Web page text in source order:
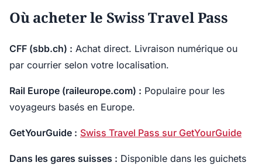
Où acheter le Swiss Travel Pass
CFF (sbb.ch) : Achat direct. Livraison numérique ou
par courrier selon votre localisation.
Rail Europe (raileurope.com) : Populaire pour les
voyageurs basés en Europe.
GetYourGuide : Swiss Travel Pass sur GetYourGuide
Dans les gares suisses : Disponible dans les guichets